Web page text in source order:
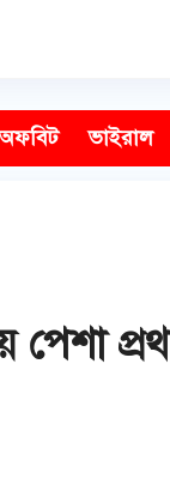
অফবিট ভাইরাল